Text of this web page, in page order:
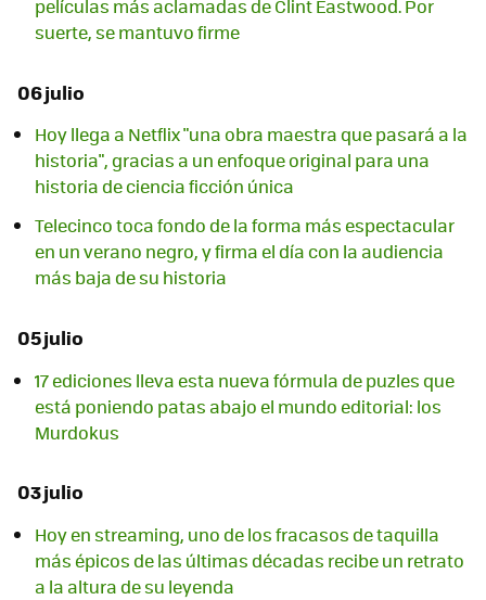
películas más aclamadas de Clint Eastwood. Por
suerte, se mantuvo firme
06 julio
Hoy llega a Netflix "una obra maestra que pasará a la
historia", gracias a un enfoque original para una
historia de ciencia ficción única
Telecinco toca fondo de la forma más espectacular
en un verano negro, y firma el día con la audiencia
más baja de su historia
05 julio
17 ediciones lleva esta nueva fórmula de puzles que
está poniendo patas abajo el mundo editorial: los
Murdokus
03 julio
Hoy en streaming, uno de los fracasos de taquilla
más épicos de las últimas décadas recibe un retrato
a la altura de su leyenda